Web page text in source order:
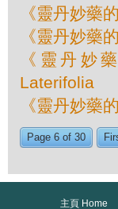
《靈丹妙藥
《靈丹妙藥
《靈丹妙
Laterifolia
《靈丹妙藥
Page 6 of 30
主頁 Home